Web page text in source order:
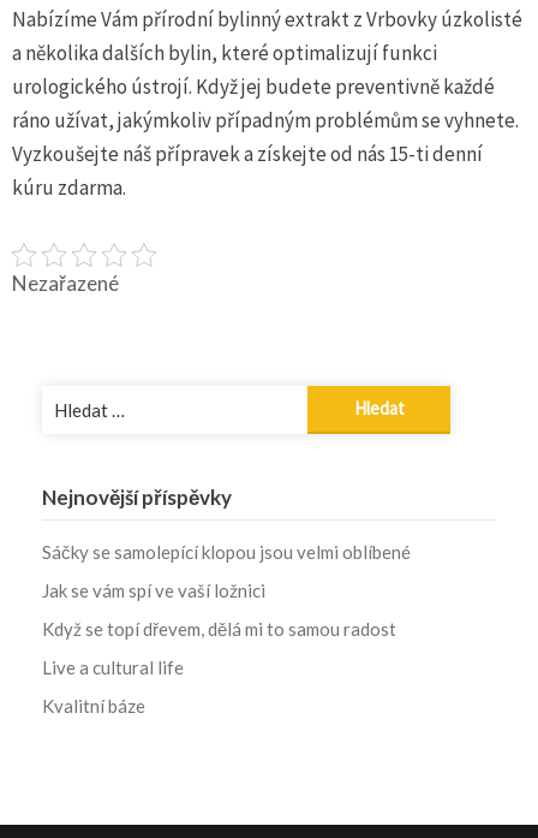
Nabízíme Vám přírodní bylinný extrakt z Vrbovky úzkolisté
a několika dalších bylin, které optimalizují funkci
urologického ústrojí. Když jej budete preventivně každé
ráno užívat, jakýmkoliv případným problémům se vyhnete.
Vyzkoušejte náš přípravek a získejte od nás 15-ti denní
kúru zdarma.
Nezařazené
Nejnovější příspěvky
Sáčky se samolepící klopou jsou velmi oblíbené
Jak se vám spí ve vaší ložnici
Když se topí dřevem, dělá mi to samou radost
Live a cultural life
Kvalitní báze